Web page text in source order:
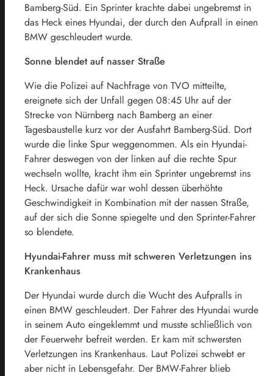
Bamberg-Süd. Ein Sprinter krachte dabei ungebremst in
das Heck eines Hyundai, der durch den Aufprall in einen
BMW geschleudert wurde.
Sonne blendet auf nasser Straße
Wie die Polizei auf Nachfrage von TVO mitteilte,
ereignete sich der Unfall gegen 08:45 Uhr auf der
Strecke von Nürnberg nach Bamberg an einer
Tagesbaustelle kurz vor der Ausfahrt Bamberg-Süd. Dort
wurde die linke Spur weggenommen. Als ein Hyundai-
Fahrer deswegen von der linken auf die rechte Spur
wechseln wollte, kracht ihm ein Sprinter ungebremst ins
Heck. Ursache dafür war wohl dessen überhöhte
Geschwindigkeit in Kombination mit der nassen Straße,
auf der sich die Sonne spiegelte und den Sprinter-Fahrer
so blendete.
Hyundai-Fahrer muss mit schweren Verletzungen ins
Krankenhaus
Der Hyundai wurde durch die Wucht des Aufpralls in
einen BMW geschleudert. Der Fahrer des Hyundai wurde
in seinem Auto eingeklemmt und musste schließlich von
der Feuerwehr befreit werden. Er kam mit schwersten
Verletzungen ins Krankenhaus. Laut Polizei schwebt er
aber nicht in Lebensgefahr. Der BMW-Fahrer blieb